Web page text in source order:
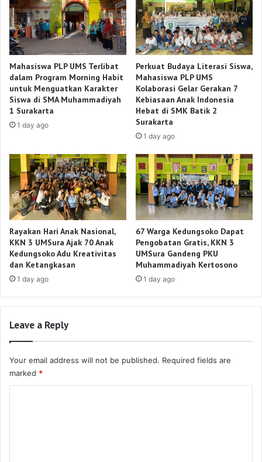
Mahasiswa PLP UMS Terlibat
dalam Program Morning Habit
untuk Menguatkan Karakter
Siswa di SMA Muhammadiyah
1 Surakarta
1 day ago
Perkuat Budaya Literasi Siswa,
Mahasiswa PLP UMS
Kolaborasi Gelar Gerakan 7
Kebiasaan Anak Indonesia
Hebat di SMK Batik 2
Surakarta
1 day ago
Rayakan Hari Anak Nasional,
KKN 3 UMSura Ajak 70 Anak
Kedungsoko Adu Kreativitas
dan Ketangkasan
1 day ago
67 Warga Kedungsoko Dapat
Pengobatan Gratis, KKN 3
UMSura Gandeng PKU
Muhammadiyah Kertosono
1 day ago
Leave a Reply
Your email address will not be published. Required fields are
marked *